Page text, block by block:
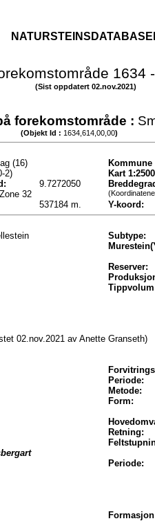
1634
(Sist oppdatert 02.nov.2021)
forekomstområde :
(Objekt Id : 1634,614,00,00)
(16)
Kommune
2)
Kart
9.7272050
32
537184 m.
Y-koord:
Subtype:
Reserver:
02.nov.2021 av Anette Granseth)
Periode:
Metode:
Form:
Retning:
Periode: